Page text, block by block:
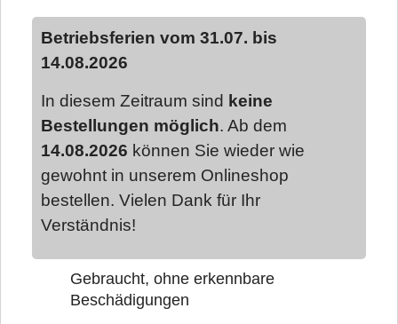
Betriebsferien vom 31.07. bis
14.08.2026
In diesem Zeitraum sind keine
Bestellungen möglich. Ab dem
14.08.2026 können Sie wieder wie
gewohnt in unserem Onlineshop
bestellen. Vielen Dank für Ihr
Verständnis!
Gebraucht, ohne erkennbare
Beschädigungen